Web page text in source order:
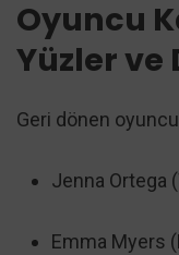
Oyuncu
Yüzler ve
Geri dönen
Jenna Ortega
Emma Myers